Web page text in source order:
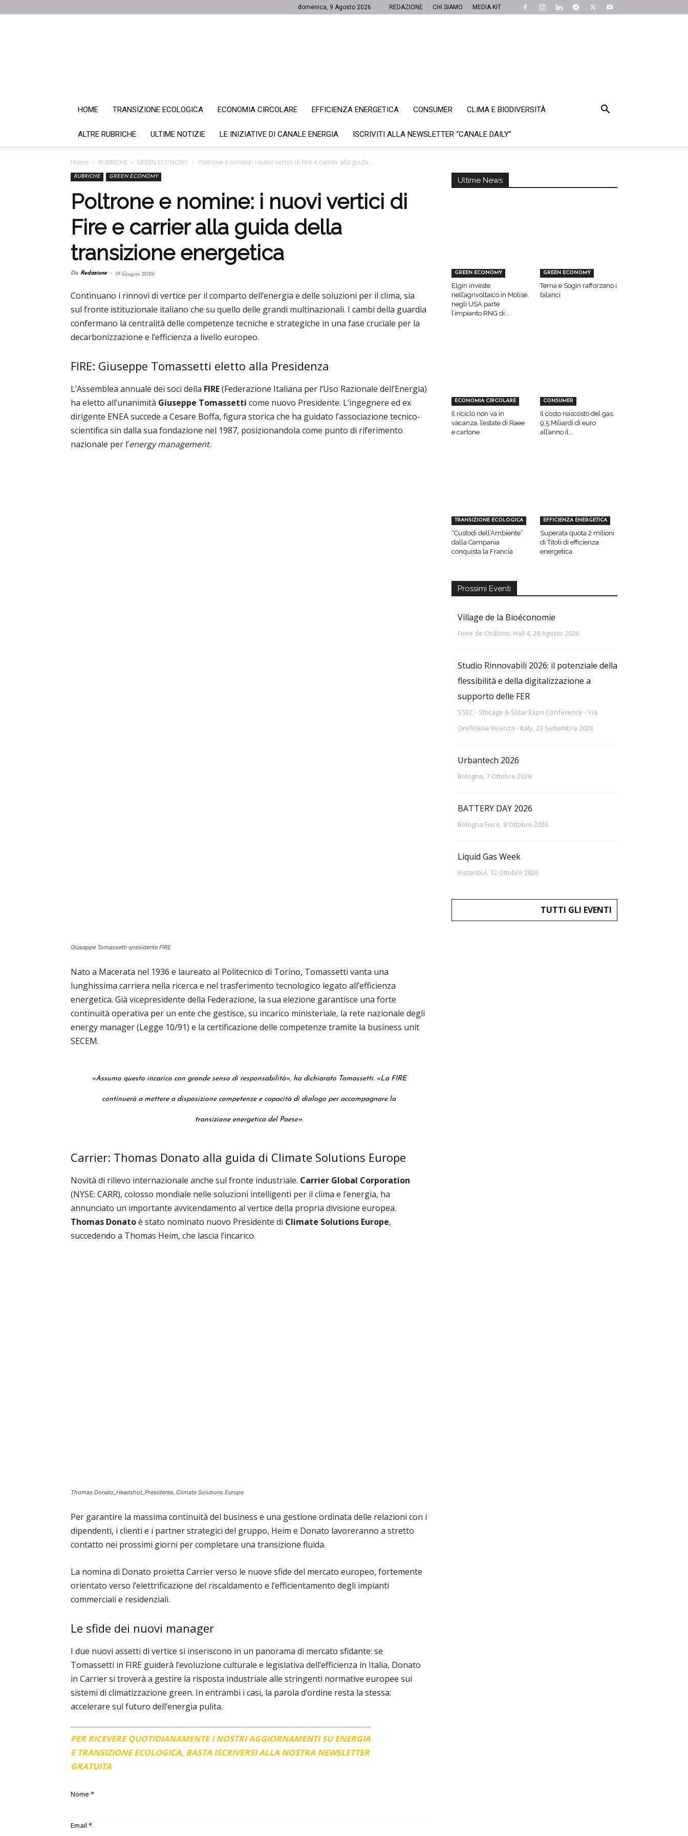
domenica, 9 Agosto 2026 REDAZIONE CHI SIAMO MEDIA KIT
HOME TRANSIZIONE ECOLOGICA ECONOMIA CIRCOLARE EFFICIENZA ENERGETICA CONSUMER CLIMA E BIODIVERSITÀ
ALTRE RUBRICHE ULTIME NOTIZIE LE INIZIATIVE DI CANALE ENERGIA ISCRIVITI ALLA NEWSLETTER “CANALE DAILY”
Home RUBRICHE GREEN ECONOMY Poltrone e nomine: i nuovi vertici di Fire e carrier alla guida...
RUBRICHE GREEN ECONOMY
Poltrone e nomine: i nuovi vertici di
Fire e carrier alla guida della
transizione energetica
Da Redazione - 19 Giugno 2026
Continuano i rinnovi di vertice per il comparto dell’energia e delle soluzioni per il clima, sia
sul fronte istituzionale italiano che su quello delle grandi multinazionali. I cambi della guardia
confermano la centralità delle competenze tecniche e strategiche in una fase cruciale per la
decarbonizzazione e l’efficienza a livello europeo.
FIRE: Giuseppe Tomassetti eletto alla Presidenza
L’Assemblea annuale dei soci della FIRE(Federazione Italiana per l’Uso Razionale dell’Energia)
ha eletto all’unanimità Giuseppe Tomassetti come nuovo Presidente. L’ingegnere ed ex
dirigente ENEA succede a Cesare Boffa, figura storica che ha guidato l’associazione tecnico-
scientifica sin dalla sua fondazione nel 1987, posizionandola come punto di riferimento
nazionale per l’energy management.
Giuseppe Tomassetti-presidente FIRE
Nato a Macerata nel 1936 e laureato al Politecnico di Torino, Tomassetti vanta una
lunghissima carriera nella ricerca e nel trasferimento tecnologico legato all’efficienza
energetica. Già vicepresidente della Federazione, la sua elezione garantisce una forte
continuità operativa per un ente che gestisce, su incarico ministeriale, la rete nazionale degli
energy manager (Legge 10/91) e la certificazione delle competenze tramite la business unit
SECEM.
«Assumo questo incarico con grande senso di responsabilità», ha dichiarato Tomassetti. «La FIRE
continuerà a mettere a disposizione competenze e capacità di dialogo per accompagnare la
transizione energetica del Paese».
Carrier: Thomas Donato alla guida di Climate Solutions Europe
Novità di rilievo internazionale anche sul fronte industriale. Carrier Global Corporation
(NYSE: CARR), colosso mondiale nelle soluzioni intelligenti per il clima e l’energia, ha
annunciato un importante avvicendamento al vertice della propria divisione europea.
Thomas Donatoè stato nominato nuovo Presidente di Climate Solutions Europe,
succedendo a Thomas Heim, che lascia l’incarico.
Thomas Donato_Headshot_Presidente, Climate Solutions Europe
Per garantire la massima continuità del business e una gestione ordinata delle relazioni con i
dipendenti, i clienti e i partner strategici del gruppo, Heim e Donato lavoreranno a stretto
contatto nei prossimi giorni per completare una transizione fluida.
La nomina di Donato proietta Carrier verso le nuove sfide del mercato europeo, fortemente
orientato verso l’elettrificazione del riscaldamento e l’efficientamento degli impianti
commerciali e residenziali.
Le sfide dei nuovi manager
I due nuovi assetti di vertice si inseriscono in un panorama di mercato sfidante: se
Tomassetti in FIRE guiderà l’evoluzione culturale e legislativa dell’efficienza in Italia, Donato
in Carrier si troverà a gestire la risposta industriale alle stringenti normative europee sui
sistemi di climatizzazione green. In entrambi i casi, la parola d’ordine resta la stessa:
accelerare sul futuro dell’energia pulita.
PER RICEVERE QUOTIDIANAMENTE I NOSTRI AGGIORNAMENTI SU ENERGIA
E TRANSIZIONE ECOLOGICA, BASTA ISCRIVERSI ALLA NOSTRA NEWSLETTER
GRATUITA
Nome *
Email *
Ultime News
GREEN ECONOMY
Elgin investe
nell’agrivoltaico in Molise,
negli USA parte
l’impianto RNG di...
GREEN ECONOMY
Terna e Sogin rafforzano i
bilanci
ECONOMIA CIRCOLARE
Il riciclo non va in
vacanza, l’estate di Raee
e cartone
CONSUMER
Il costo nascosto del gas:
9,5 Miliardi di euro
all’anno il...
TRANSIZIONE ECOLOGICA
“Custodi dell’Ambiente”
dalla Campania
conquista la Francia
EFFICIENZA ENERGETICA
Superata quota 2 milioni
di Titoli di efficienza
energetica
Prossimi Eventi
Village de la Bioéconomie
Foire de Châlons, Hall 4, 28 Agosto 2026
Studio Rinnovabili 2026: il potenziale della
flessibilità e della digitalizzazione a
supporto delle FER
SSEC - Storage & Solar Expo Conference - Via
Oreficeria Vicenza - Italy, 23 Settembre 2026
Urbantech 2026
Bologna, 7 Ottobre 2026
BATTERY DAY 2026
Bologna Fiere, 8 Ottobre 2026
Liquid Gas Week
Instanbul, 12 Ottobre 2026
TUTTI GLI EVENTI